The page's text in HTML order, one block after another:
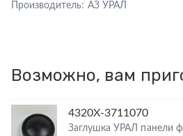
Производитель: АЗ УРАЛ
Возможно, вам
4320Х-3711070
Заглушка УРАЛ панели